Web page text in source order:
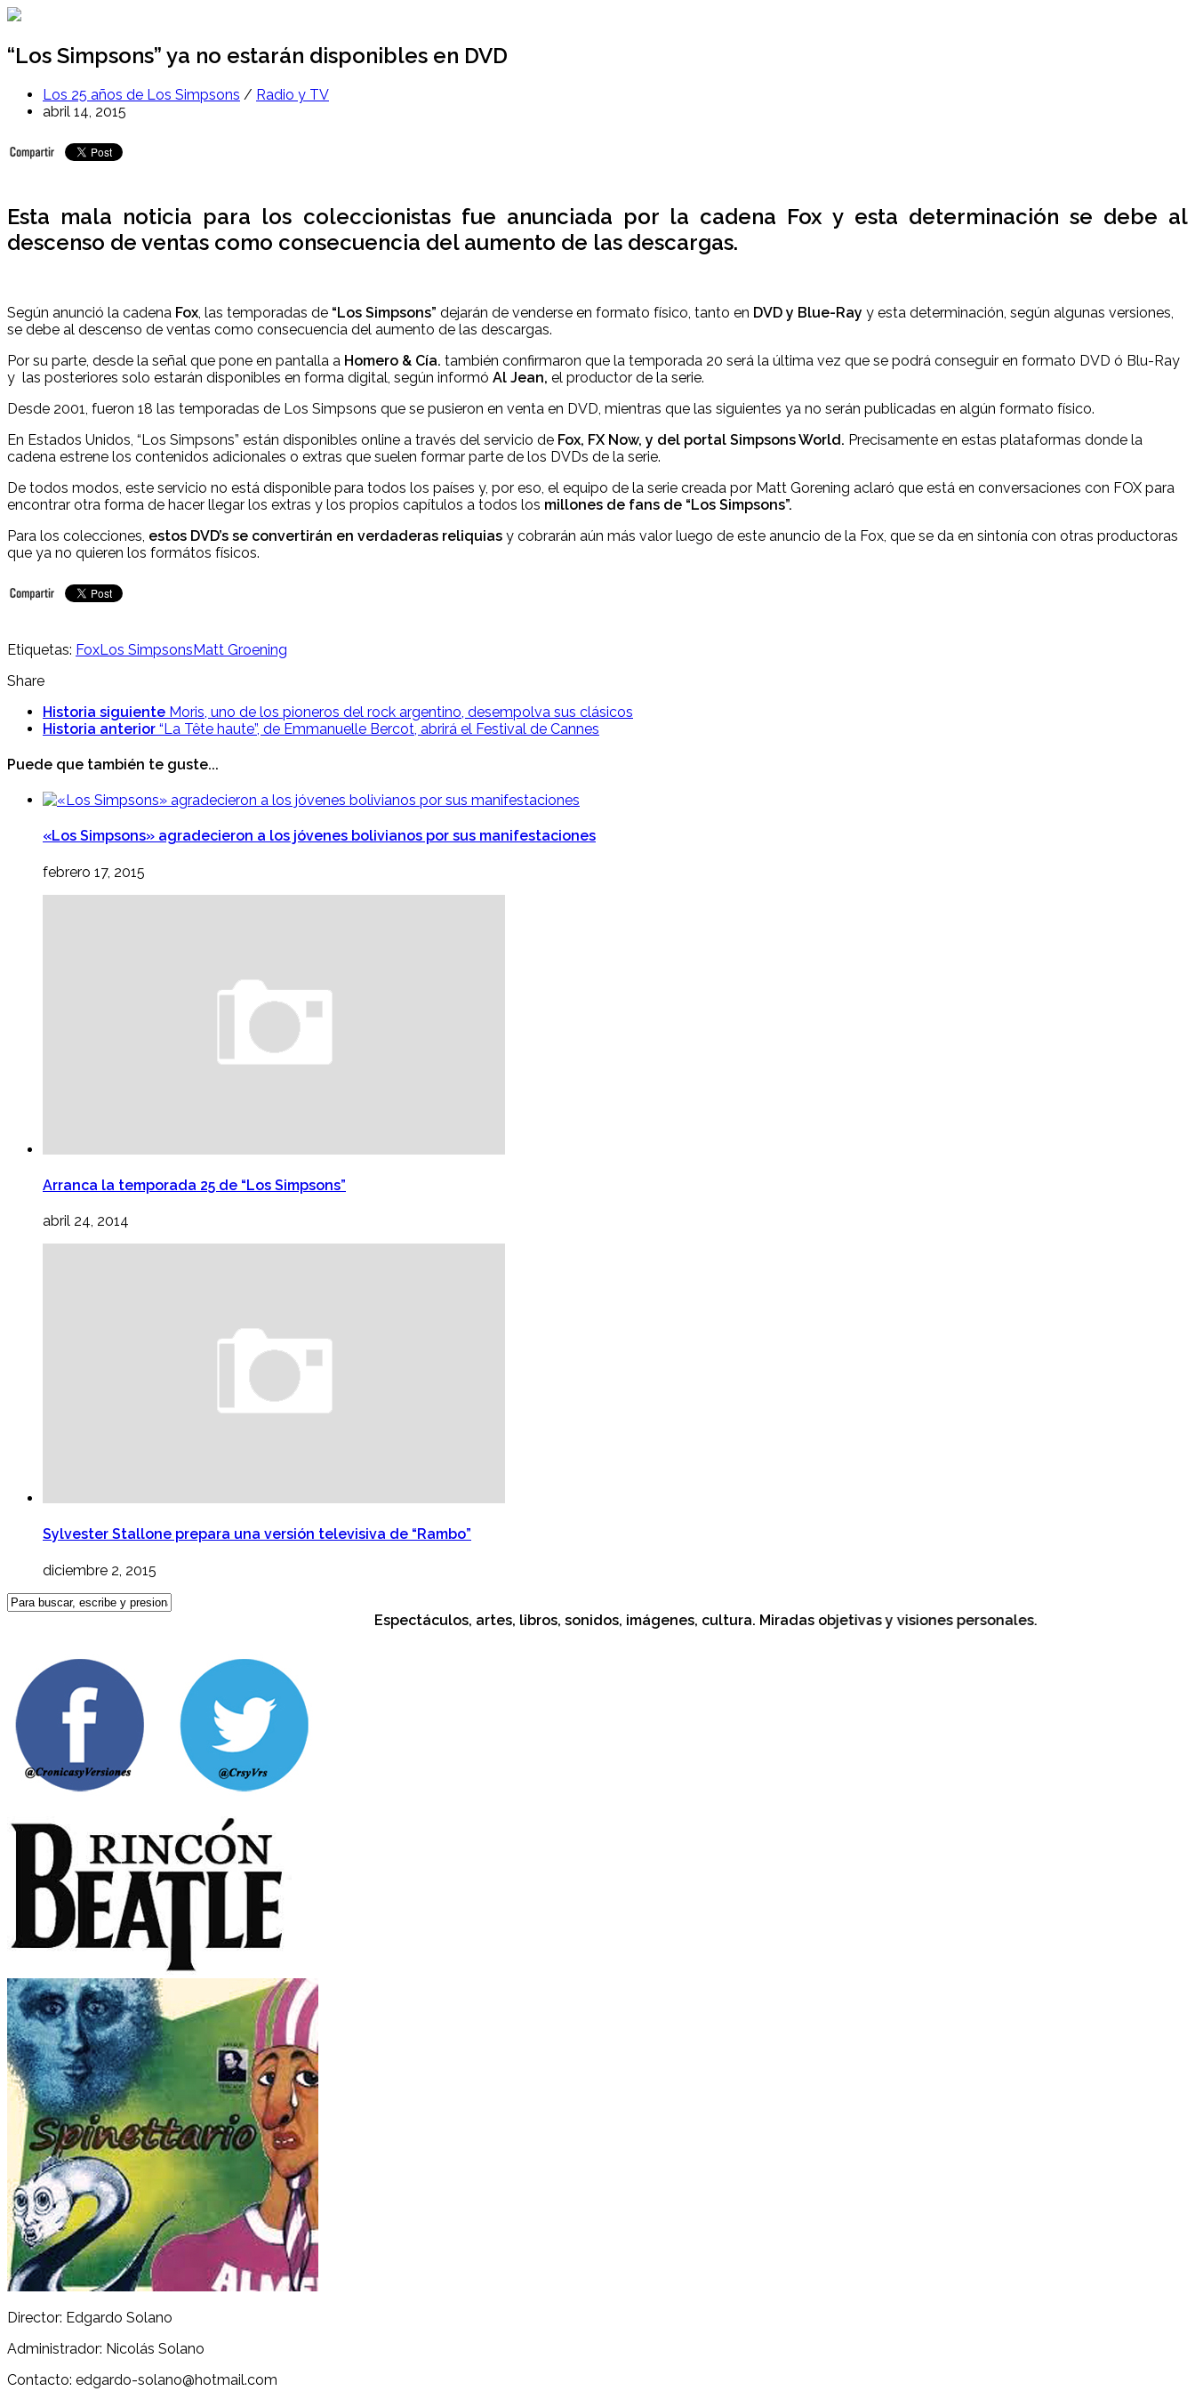
Ir
contenido
“Los Simpsons” ya no estarán disponibles en DVD
Los 25 años de Los Simpsons / Radio y TV
abril 14, 2015
Esta mala noticia para los coleccionistas fue anunciada por la cadena Fox y esta determinación se debe al
descenso de ventas como consecuencia del aumento de las descargas.
Según anunció la cadena Fox , las temporadas de “Los Simpsons” dejarán de venderse en formato físico, tanto en DVD y Blue-Ray y esta determinación, según algunas versiones,
se debe al descenso de ventas como consecuencia del aumento de las descargas.
Por su parte, desde la señal que pone en pantalla a Homero & Cía. también confirmaron que la temporada 20 será la última vez que se podrá conseguir en formato DVD ó Blu-Ray
y las posteriores solo estarán disponibles en forma digital, según informó Al Jean, el productor de la serie.
Desde 2001, fueron 18 las temporadas de Los Simpsons que se pusieron en venta en DVD, mientras que las siguientes ya no serán publicadas en algún formato físico.
En Estados Unidos, “Los Simpsons” están disponibles online a través del servicio de Fox, FX Now, y del portal Simpsons World. Precisamente en estas plataformas donde la
cadena estrene los contenidos adicionales o extras que suelen formar parte de los DVDs de la serie.
De todos modos, este servicio no está disponible para todos los países y, por eso, el equipo de la serie creada por Matt Gorening aclaró que está en conversaciones con FOX para
encontrar otra forma de hacer llegar los extras y los propios capítulos a todos los millones de fans de “Los Simpsons”.
Para los colecciones, estos DVD’s se convertirán en verdaderas reliquias y cobrarán aún más valor luego de este anuncio de la Fox, que se da en sintonía con otras productoras
que ya no quieren los formátos físicos.
Etiquetas: FoxLos SimpsonsMatt Groening
Share
Historia siguiente Moris, uno de los pioneros del rock argentino, desempolva sus clásicos
Historia anterior “La Tête haute”, de Emmanuelle Bercot, abrirá el Festival de Cannes
Puede que también te guste...
«Los Simpsons» agradecieron a los jóvenes bolivianos por sus manifestaciones
febrero 17, 2015
Arranca la temporada 25 de “Los Simpsons”
abril 24, 2014
Sylvester Stallone prepara una versión televisiva de “Rambo”
diciembre 2, 2015
Espectáculos, artes, libros, sonidos, imágenes, cultura. Miradas objetivas y visiones personales.
Director: Edgardo Solano
Administrador: Nicolás Solano
Contacto: edgardo-solano@hotmail.com